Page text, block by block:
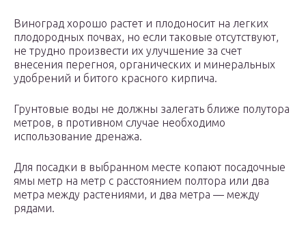
Виноград хорошо растет и плодоносит на легких
плодородных почвах, но если таковые отсутствуют,
не трудно произвести их улучшение за счет
внесения перегноя, органических и минеральных
удобрений и битого красного кирпича.
Грунтовые воды не должны залегать ближе полутора
метров, в противном случае необходимо
использование дренажа.
Для посадки в выбранном месте копают посадочные
ямы метр на метр с расстоянием полтора или два
метра между растениями, и два метра — между
рядами.